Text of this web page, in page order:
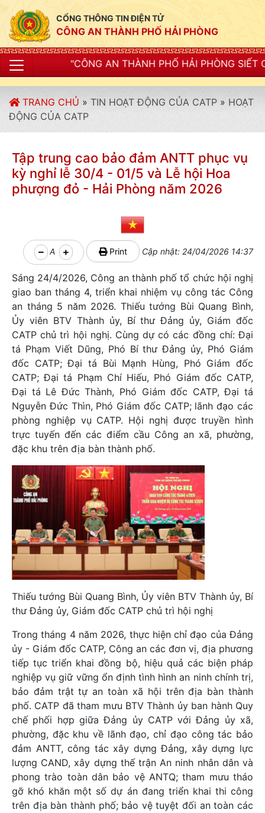
CỔNG THÔNG TIN ĐIỆN TỬ
CÔNG AN THÀNH PHỐ HẢI PHÒNG
AN THÀNH PHỐ HẢI PHÒNG SIẾT CHẶT KỶ LUẬT, KỶ
TRANG CHỦ » TIN HOẠT ĐỘNG CỦA CATP » HOẠT
ĐỘNG CỦA CATP
Tập trung cao bảo đảm ANTT phục vụ
kỳ nghỉ lễ 30/4 - 01/5 và Lễ hội Hoa
phượng đỏ - Hải Phòng năm 2026
A Print Cập nhật: 24/04/2026 14:37
Sáng 24/4/2026, Công an thành phố tổ chức hội nghị
giao ban tháng 4, triển khai nhiệm vụ công tác Công
an tháng 5 năm 2026. Thiếu tướng Bùi Quang Bình,
Ủy viên BTV Thành ủy, Bí thư Đảng ủy, Giám đốc
CATP chủ trì hội nghị. Cùng dự có các đồng chí: Đại
tá Phạm Viết Dũng, Phó Bí thư Đảng ủy, Phó Giám
đốc CATP; Đại tá Bùi Mạnh Hùng, Phó Giám đốc
CATP; Đại tá Phạm Chí Hiếu, Phó Giám đốc CATP,
Đại tá Lê Đức Thành, Phó Giám đốc CATP, Đại tá
Nguyễn Đức Thìn, Phó Giám đốc CATP; lãnh đạo các
phòng nghiệp vụ CATP. Hội nghị được truyền hình
trực tuyến đến các điểm cầu Công an xã, phường,
đặc khu trên địa bàn thành phố.
Thiếu tướng Bùi Quang Bình, Ủy viên BTV Thành ủy, Bí
thư Đảng ủy, Giám đốc CATP chủ trì hội nghị
Trong tháng 4 năm 2026, thực hiện chỉ đạo của Đảng
ủy - Giám đốc CATP, Công an các đơn vị, địa phương
tiếp tục triển khai đồng bộ, hiệu quả các biện pháp
nghiệp vụ giữ vững ổn định tình hình an ninh chính trị,
bảo đảm trật tự an toàn xã hội trên địa bàn thành
phố. CATP đã tham mưu BTV Thành ủy ban hành Quy
chế phối hợp giữa Đảng ủy CATP với Đảng ủy xã,
phường, đặc khu về lãnh đạo, chỉ đạo công tác bảo
đảm ANTT, công tác xây dựng Đảng, xây dựng lực
lượng CAND, xây dựng thế trận An ninh nhân dân và
phong trào toàn dân bảo vệ ANTQ; tham mưu tháo
gỡ khó khăn một số dự án đang triển khai thi công
trên địa bàn thành phố; bảo vệ tuyệt đối an toàn các